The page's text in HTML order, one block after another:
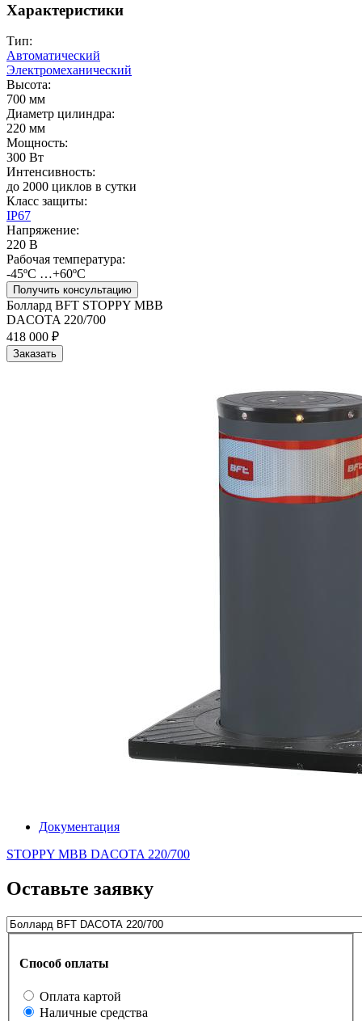
Характеристики
Тип:
Автоматический
Электромеханический
Высота:
700 мм
Диаметр цилиндра:
220 мм
Мощность:
300 Вт
Интенсивность:
до 2000 циклов в сутки
Класс защиты:
IP67
Напряжение:
220 В
Рабочая температура:
-45ºС …+60ºС
Получить консультацию
Боллард BFT STOPPY MBB
DACOTA 220/700
418 000 ₽
Заказать
Документация
STOPPY MBB DACOTA 220/700
Оставьте заявку
Способ оплаты
Оплата картой
Наличные средства